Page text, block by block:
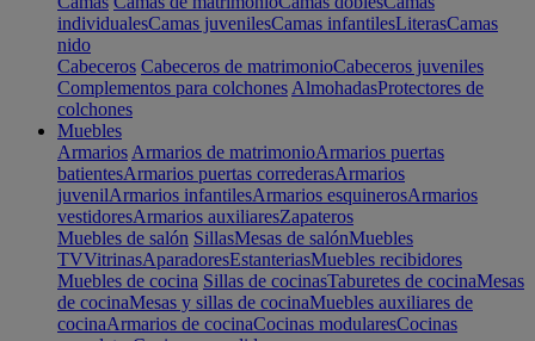
individualesCamas juvenilesCamas infantilesLiterasCamas
nido
Cabeceros Cabeceros de matrimonioCabeceros juveniles
Complementos para colchones AlmohadasProtectores de
colchones
Muebles
Armarios Armarios de matrimonioArmarios puertas
batientesArmarios puertas correderasArmarios
juvenilArmarios infantilesArmarios esquinerosArmarios
vestidoresArmarios auxiliaresZapateros
Muebles de salón SillasMesas de salónMuebles
TVVitrinasAparadoresEstanteriasMuebles recibidores
Muebles de cocina Sillas de cocinasTaburetes de cocinaMesas
de cocinaMesas y sillas de cocinaMuebles auxiliares de
cocinaArmarios de cocinaCocinas modularesCocinas